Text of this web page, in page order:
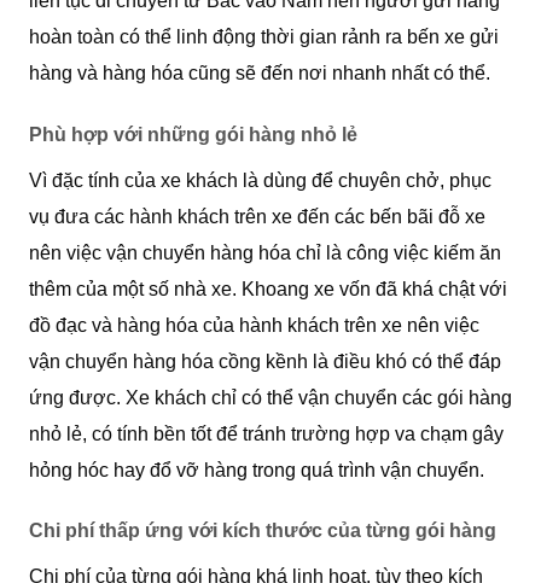
hoàn toàn có thể linh động thời gian rảnh ra bến xe gửi
hàng và hàng hóa cũng sẽ đến nơi nhanh nhất có thể.
Phù hợp với những gói hàng nhỏ lẻ
Vì đặc tính của xe khách là dùng để chuyên chở, phục
vụ đưa các hành khách trên xe đến các bến bãi đỗ xe
nên việc vận chuyển hàng hóa chỉ là công việc kiếm ăn
thêm của một số nhà xe. Khoang xe vốn đã khá chật với
đồ đạc và hàng hóa của hành khách trên xe nên việc
vận chuyển hàng hóa cồng kềnh là điều khó có thể đáp
ứng được. Xe khách chỉ có thể vận chuyển các gói hàng
nhỏ lẻ, có tính bền tốt để tránh trường hợp va chạm gây
hỏng hóc hay đổ vỡ hàng trong quá trình vận chuyển.
Chi phí thấp ứng với kích thước của từng gói hàng
Chi phí của từng gói hàng khá linh hoạt, tùy theo kích